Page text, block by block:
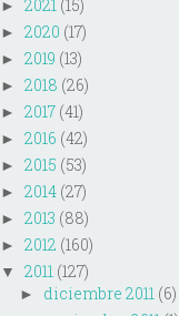
► 2021 (15)
► 2020 (17)
► 2019 (13)
► 2018 (26)
► 2017 (41)
► 2016 (42)
► 2015 (53)
► 2014 (27)
► 2013 (88)
► 2012 (160)
▼ 2011 (127)
► diciembre 2011 (6)